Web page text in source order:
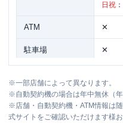
日祝 ：
ATM ✕
駐車場 ✕
※一部店舗によって異なります。
※自動契約機の場合は年中無休（年
※店舗・自動契約機・ATM情報は
式サイトをご確認いただけます様お